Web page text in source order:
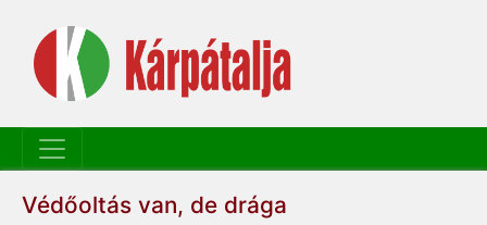
Védőoltás van, de drága